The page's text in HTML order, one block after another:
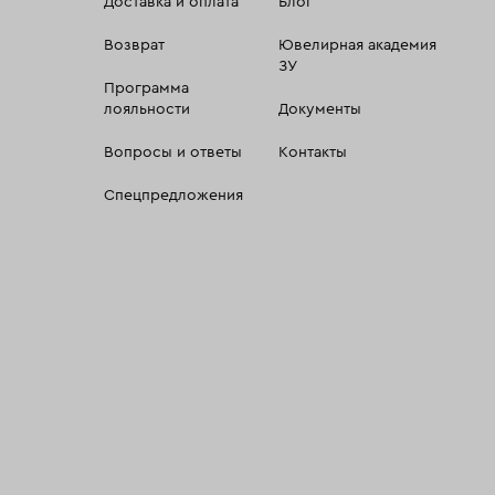
Возврат
Программа
лояльности
Вопросы и ответы
Спецпредложения
Ювелирная академия
ЗУ
Документы
Контакты